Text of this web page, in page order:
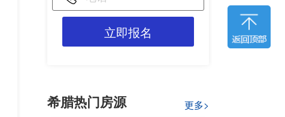
立即报名
希腊热门房源 更多>